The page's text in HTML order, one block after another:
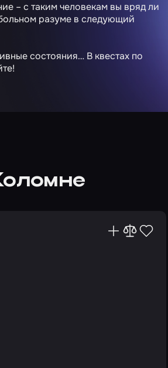
– с таким человекам вы вряд ли
больном разуме в следующий
состояния… В квестах по